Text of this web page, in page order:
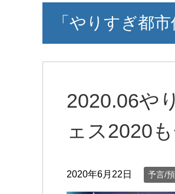
「やりすぎ都
2020.06や
ェス2020
2020年6月22日 予言/